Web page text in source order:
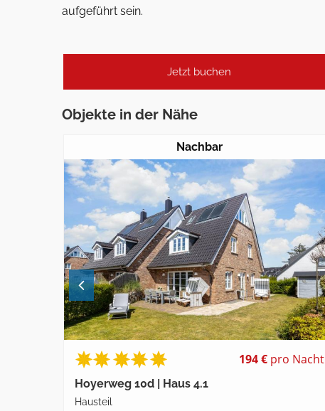
aufgeführt sein.
Jetzt buchen
Objekte in der Nähe
Nachbar
194 € pro Nacht
Hoyerweg 10d | Haus 4.1
Hausteil